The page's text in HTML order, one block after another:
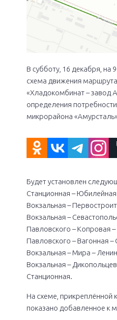
В субботу, 16 декабря, на
схема движения
«Хладокомбинат – завод
определения
микрорайона
Будет установлен
Станционная –
Вокзальная –
Вокзальная –
Павловского – Копровая –
Павловского – Вагонная –
Вокзальная – Мира –
Вокзальная –
Станционная.
На схеме, прикреплённой
показано добавленное к